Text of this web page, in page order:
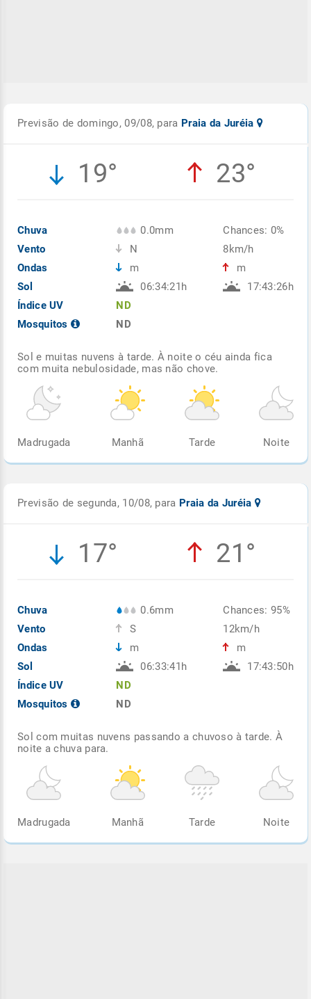
Previsão de domingo, 09/08, para Praia da Juréia
19° 23°
Chuva
Vento
Ondas
Sol
Índice UV
Mosquitos
0.0mm
N
m
06:34:21h
ND
ND
Chances: 0%
8km/h
m
17:43:26h
Sol e muitas nuvens à tarde. À noite o céu ainda fica
com muita nebulosidade, mas não chove.
Madrugada Manhã Tarde Noite
Previsão de segunda, 10/08, para Praia da Juréia
17° 21°
Chuva
Vento
Ondas
Sol
Índice UV
Mosquitos
0.6mm
S
m
06:33:41h
ND
ND
Chances: 95%
12km/h
m
17:43:50h
Sol com muitas nuvens passando a chuvoso à tarde. À
noite a chuva para.
Madrugada Manhã Tarde Noite